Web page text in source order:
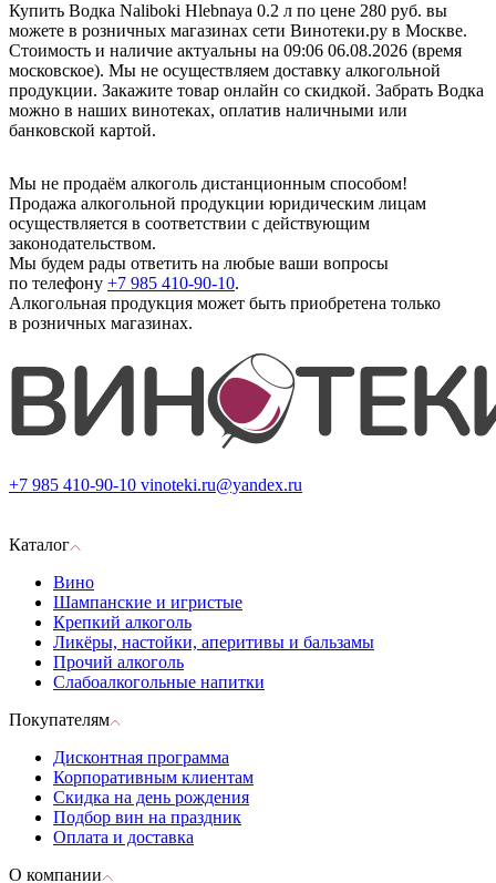
Купить Водка Naliboki Hlebnaya 0.2 л по цене 280 руб. вы
можете в розничных магазинах сети Винотеки.ру в Москве.
Стоимость и наличие актуальны на 09:06 06.08.2026 (время
московское). Мы не осуществляем доставку алкогольной
продукции. Закажите товар онлайн со скидкой. Забрать Водка
можно в наших винотеках, оплатив наличными или
банковской картой.
Мы не продаём алкоголь дистанционным способом!
Продажа алкогольной продукции юридическим лицам
осуществляется в соответствии с действующим
законодательством.
Мы будем рады ответить на любые ваши вопросы
по телефону +7 985 410-90-10.
Алкогольная продукция может быть приобретена только
в розничных магазинах.
+7 985 410-90-10 vinoteki.ru@yandex.ru
Каталог
Вино
Шампанские и игристые
Крепкий алкоголь
Ликёры, настойки, аперитивы и бальзамы
Прочий алкоголь
Слабоалкогольные напитки
Покупателям
Дисконтная программа
Корпоративным клиентам
Скидка на день рождения
Подбор вин на праздник
Оплата и доставка
О компании